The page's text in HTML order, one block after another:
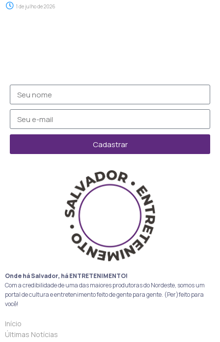
1 de julho de 2026
Cadastrar
Onde há Salvador, há ENTRETENIMENTO!
Com a credibilidade de uma das maiores produtoras do Nordeste, somos um
portal de cultura e entretenimento feito de gente para gente. (Per)feito para
você!
Início
Últimas Notícias